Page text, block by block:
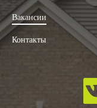
Вакансии
Контакты